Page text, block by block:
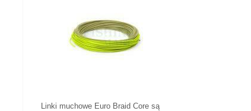
ZOBACZ PRODUKT
Linki muchowe Euro Braid Core są